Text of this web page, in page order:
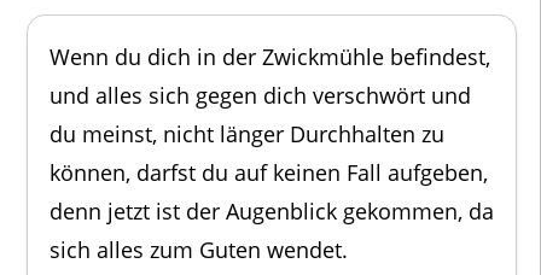
Wenn du dich in der Zwickmühle befindest,
und alles sich gegen dich verschwört und
du meinst, nicht länger Durchhalten zu
können, darfst du auf keinen Fall aufgeben,
denn jetzt ist der Augenblick gekommen, da
sich alles zum Guten wendet.